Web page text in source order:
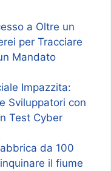
a Oltre un
per Tracciare
Mandato
Impazzita:
Sviluppatori con
Test Cyber
da 100
il fiume